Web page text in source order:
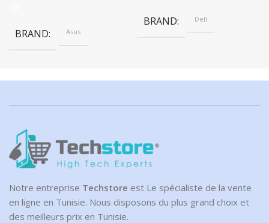
BRAND Asus
BRAND Dell
Notre entreprise Techstore est Le spécialiste de la vente
en ligne en Tunisie. Nous disposons du plus grand choix et
des meilleurs prix en Tunisie.